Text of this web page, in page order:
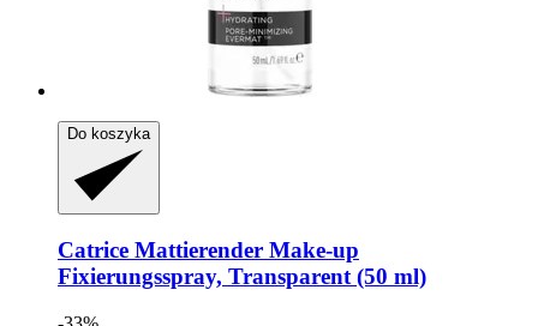
Do koszyka
Catrice Mattierender Make-​up
Fixierungsspray, Transparent (50 ml)